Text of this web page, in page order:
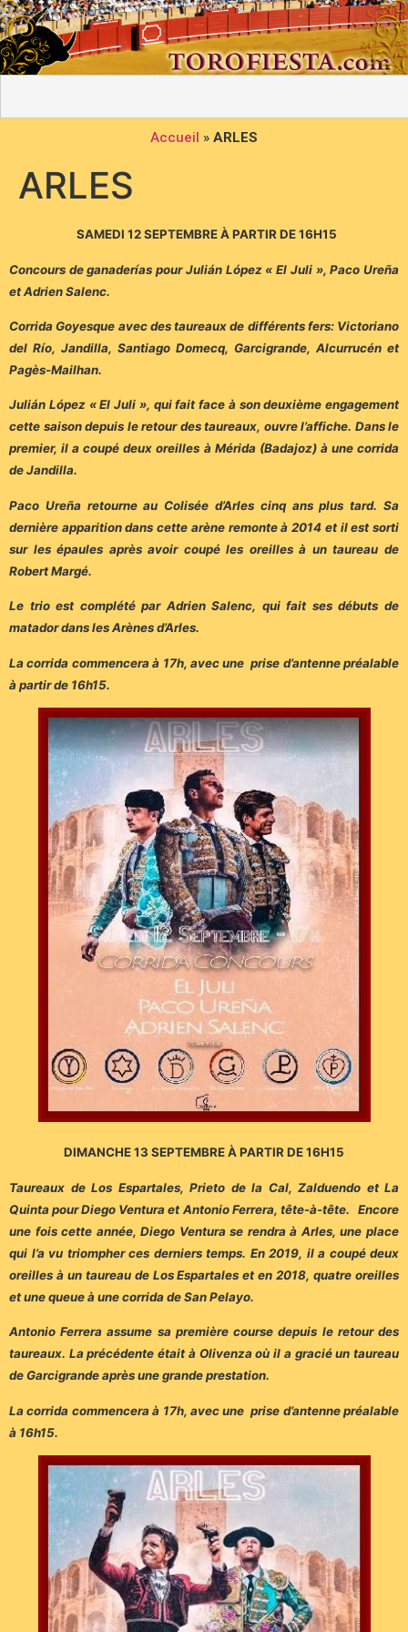
Accueil » ARLES
ARLES
SAMEDI 12 SEPTEMBRE À PARTIR DE 16H15
Concours de ganaderías pour Julián López « El Juli », Paco Ureña
et Adrien Salenc.
Corrida Goyesque avec des taureaux de différents fers: Victoriano
del Río, Jandilla, Santiago Domecq, Garcigrande, Alcurrucén et
Pagès-Mailhan.
Julián López « El Juli », qui fait face à son deuxième engagement
cette saison depuis le retour des taureaux, ouvre l’affiche. Dans le
premier, il a coupé deux oreilles à Mérida (Badajoz) à une corrida
de Jandilla.
Paco Ureña retourne au Colisée d’Arles cinq ans plus tard. Sa
dernière apparition dans cette arène remonte à 2014 et il est sorti
sur les épaules après avoir coupé les oreilles à un taureau de
Robert Margé.
Le trio est complété par Adrien Salenc, qui fait ses débuts de
matador dans les Arènes d’Arles.
La corrida commencera à 17h, avec une prise d’antenne préalable
à partir de 16h15.
DIMANCHE 13 SEPTEMBRE À PARTIR DE 16H15
Taureaux de Los Espartales, Prieto de la Cal, Zalduendo et La
Quinta pour Diego Ventura et Antonio Ferrera, tête-à-tête. Encore
une fois cette année, Diego Ventura se rendra à Arles, une place
qui l’a vu triompher ces derniers temps. En 2019, il a coupé deux
oreilles à un taureau de Los Espartales et en 2018, quatre oreilles
et une queue à une corrida de San Pelayo.
Antonio Ferrera assume sa première course depuis le retour des
taureaux. La précédente était à Olivenza où il a gracié un taureau
de Garcigrande après une grande prestation.
La corrida commencera à 17h, avec une prise d’antenne préalable
à 16h15.